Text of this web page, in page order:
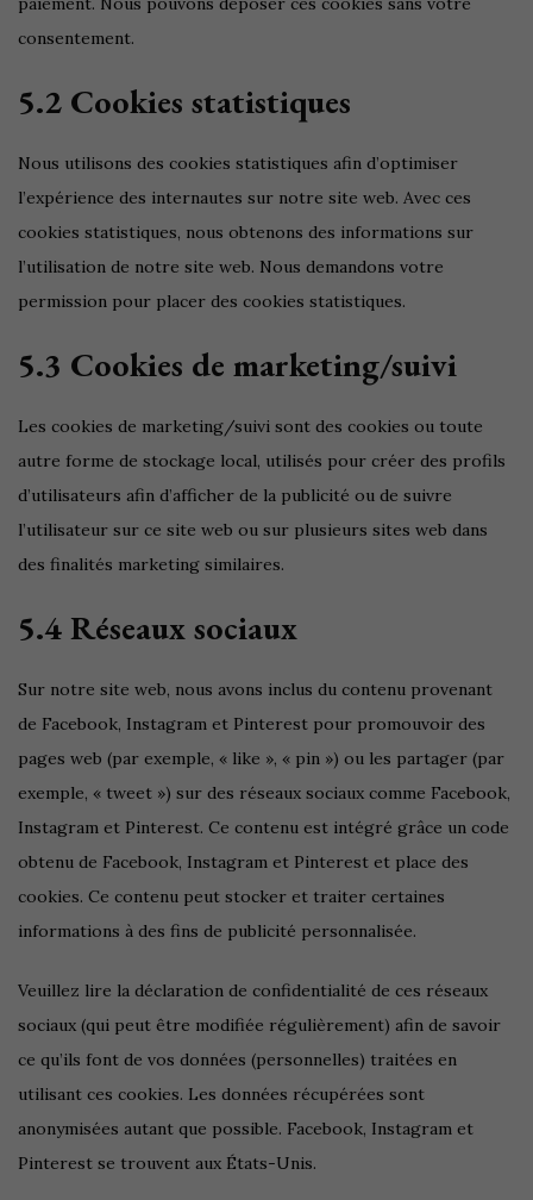
consentement.
5.2 Cookies statistiques
Nous utilisons des cookies statistiques afin d’optimiser
l’expérience des internautes sur notre site web. Avec ces
cookies statistiques, nous obtenons des informations sur
l’utilisation de notre site web. Nous demandons votre
permission pour placer des cookies statistiques.
5.3 Cookies de marketing/suivi
Les cookies de marketing/suivi sont des cookies ou toute
autre forme de stockage local, utilisés pour créer des profils
d’utilisateurs afin d’afficher de la publicité ou de suivre
l’utilisateur sur ce site web ou sur plusieurs sites web dans
des finalités marketing similaires.
5.4 Réseaux sociaux
Sur notre site web, nous avons inclus du contenu provenant
de Facebook, Instagram et Pinterest pour promouvoir des
pages web (par exemple, « like », « pin ») ou les partager (par
exemple, « tweet ») sur des réseaux sociaux comme Facebook,
Instagram et Pinterest. Ce contenu est intégré grâce un code
obtenu de Facebook, Instagram et Pinterest et place des
cookies. Ce contenu peut stocker et traiter certaines
informations à des fins de publicité personnalisée.
Veuillez lire la déclaration de confidentialité de ces réseaux
sociaux (qui peut être modifiée régulièrement) afin de savoir
ce qu’ils font de vos données (personnelles) traitées en
utilisant ces cookies. Les données récupérées sont
anonymisées autant que possible. Facebook, Instagram et
Pinterest se trouvent aux États-Unis.